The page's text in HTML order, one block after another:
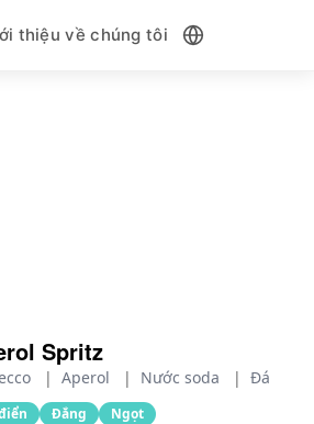
thiệu về chúng tôi
Spritz
| Aperol | Nước soda | Đá
Đắng Ngọt